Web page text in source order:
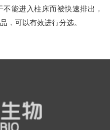
能进入柱床而被快速排出，
，可以有效进行分选。